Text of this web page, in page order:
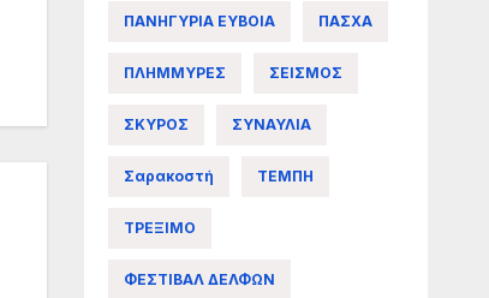
ΠΑΝΗΓΥΡΙΑ ΕΥΒΟΙΑ ΠΑΣΧΑ
ΠΛΗΜΜΥΡΕΣ ΣΕΙΣΜΟΣ
ΣΚΥΡΟΣ ΣΥΝΑΥΛΙΑ
Σαρακοστή ΤΕΜΠΗ
ΤΡΕΞΙΜΟ
ΦΕΣΤΙΒΑΛ ΔΕΛΦΩΝ